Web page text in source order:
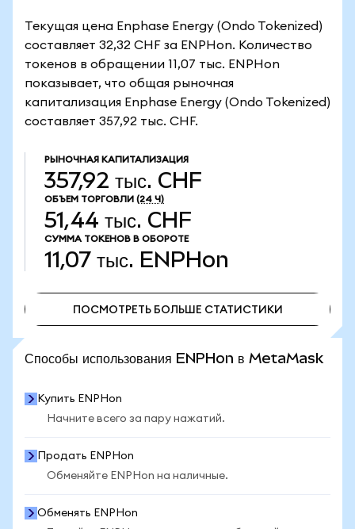
Текущая цена Enphase Energy (Ondo Tokenized)
составляет 32,32 CHF за ENPHon. Количество
токенов в обращении 11,07 тыс. ENPHon
показывает, что общая рыночная
капитализация Enphase Energy (Ondo Tokenized)
составляет 357,92 тыс. CHF.
РЫНОЧНАЯ КАПИТАЛИЗАЦИЯ
357,92 тыс. CHF
ОБЪЕМ ТОРГОВЛИ (24 Ч)
51,44 тыс. CHF
СУММА ТОКЕНОВ В ОБОРОТЕ
11,07 тыс. ENPHon
ПОСМОТРЕТЬ БОЛЬШЕ СТАТИСТИКИ
Способы использования ENPHon в MetaMask
Купить ENPHon
Начните всего за пару нажатий.
Продать ENPHon
Обменяйте ENPHon на наличные.
Обменять ENPHon